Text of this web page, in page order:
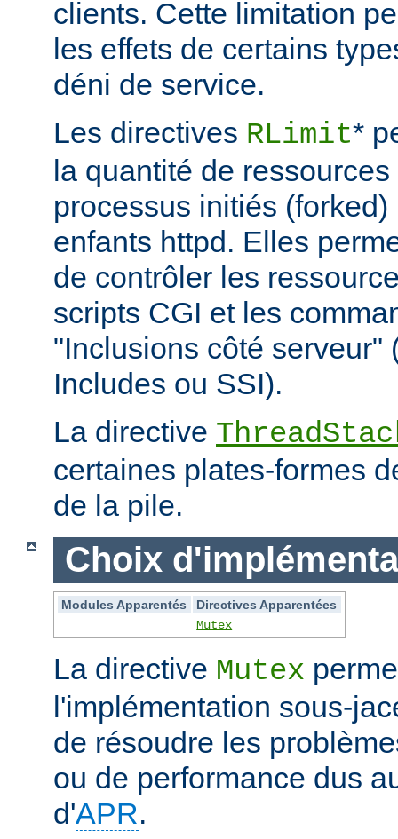
clients. Cette limitation
les effets de certains
déni de service.
Les directives RLimit*
la quantité de
processus initiés
enfants httpd. Elles
de contrôler les
scripts CGI et les
"Inclusions côté serveur"
Includes ou SSI).
La directive
certaines plates-formes
de la pile.
Choix
Modules Apparentés
Directives Apparentées
Mutex
La directive Mutex
l'implémentation sous-
de résoudre les
ou de performance dus
d'APR.